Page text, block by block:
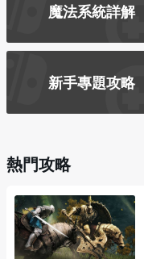
魔法系統詳解
新手專題攻略
熱門攻略